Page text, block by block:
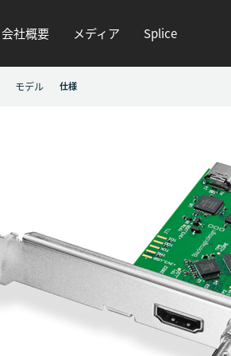
会社概要 メディア Splice
モデル 仕様